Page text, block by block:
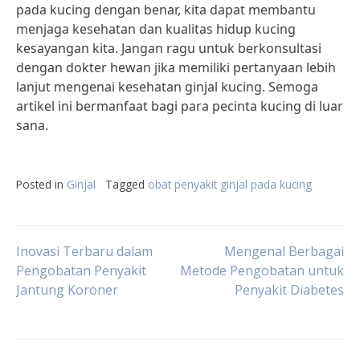
pada kucing dengan benar, kita dapat membantu
menjaga kesehatan dan kualitas hidup kucing
kesayangan kita. Jangan ragu untuk berkonsultasi
dengan dokter hewan jika memiliki pertanyaan lebih
lanjut mengenai kesehatan ginjal kucing. Semoga
artikel ini bermanfaat bagi para pecinta kucing di luar
sana.
Posted in Ginjal Tagged obat penyakit ginjal pada kucing
Post
navigation
Inovasi Terbaru dalam
Pengobatan Penyakit
Jantung Koroner
Mengenal Berbagai
Metode Pengobatan untuk
Penyakit Diabetes